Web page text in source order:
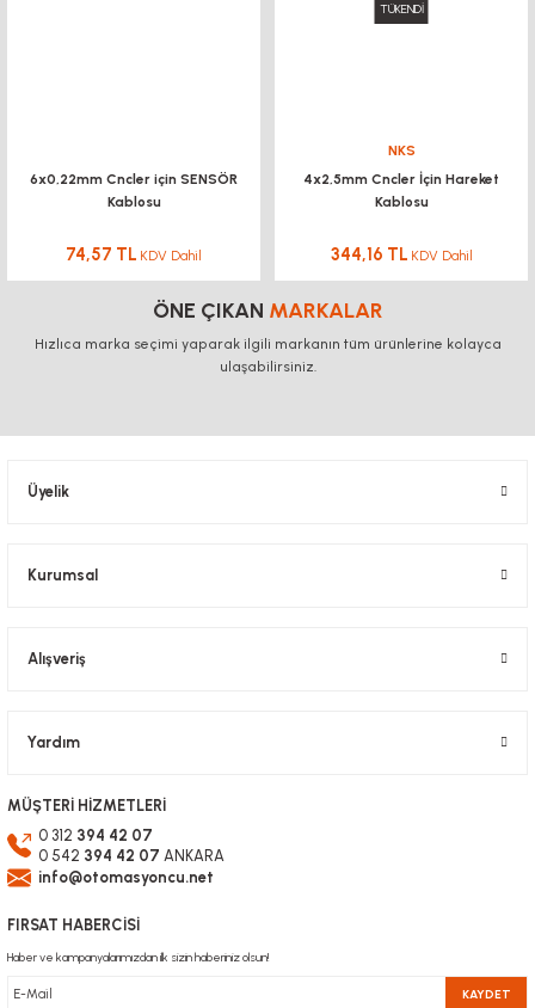
6x0,22mm Cncler için SENSÖR
Kablosu
74,57 TL KDV Dahil
TÜKENDİ
NKS
4x2,5mm Cncler İçin Hareket
Kablosu
344,16 TL KDV Dahil
ÖNE ÇIKAN MARKALAR
Hızlıca marka seçimi yaparak ilgili markanın tüm ürünlerine kolayca
ulaşabilirsiniz.
Üyelik
Kurumsal
Alışveriş
Yardım
MÜŞTERİ HİZMETLERİ
0 312 394 42 07
0 542 394 42 07 ANKARA
info@otomasyoncu.net
FIRSAT HABERCİSİ
Haber ve kampanyalarımızdan ilk sizin haberiniz olsun!
KAYDET